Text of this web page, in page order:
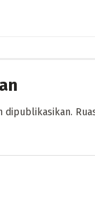
dipublikasikan.